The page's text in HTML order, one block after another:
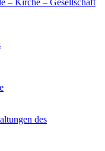
– Kirche – Gesellschaft
des